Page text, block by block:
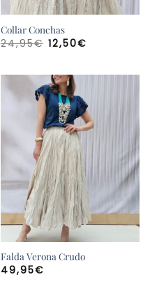
Collar Conchas
24,95€ El
precio
24,95€.
12,50€El
12,50€.
Falda Verona Crudo
49,95€